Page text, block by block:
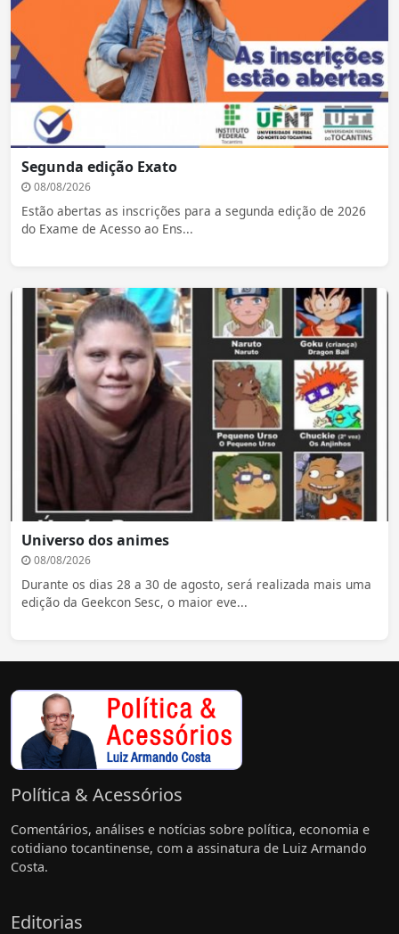
Segunda edição Exato
08/08/2026
Estão abertas as inscrições para a segunda edição de 2026
do Exame de Acesso ao Ens...
Universo dos animes
08/08/2026
Durante os dias 28 a 30 de agosto, será realizada mais uma
edição da Geekcon Sesc, o maior eve...
Política & Acessórios
Comentários, análises e notícias sobre política, economia e
cotidiano tocantinense, com a assinatura de Luiz Armando
Costa.
Editorias